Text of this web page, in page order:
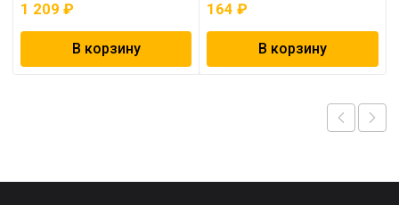
1 209 ₽
В корзину
164₽
В корзину